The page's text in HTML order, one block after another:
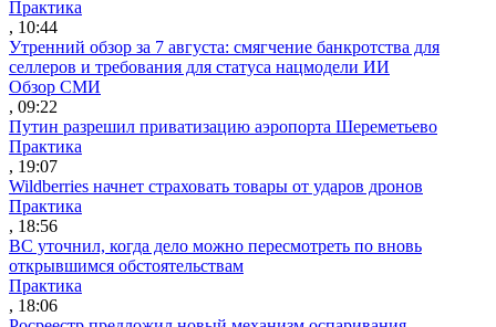
Практика
, 10:44
Утренний обзор за 7 августа: смягчение банкротства для
селлеров и требования для статуса нацмодели ИИ
Обзор СМИ
, 09:22
Путин разрешил приватизацию аэропорта Шереметьево
Практика
, 19:07
Wildberries начнет страховать товары от ударов дронов
Практика
, 18:56
ВС уточнил, когда дело можно пересмотреть по вновь
открывшимся обстоятельствам
Практика
, 18:06